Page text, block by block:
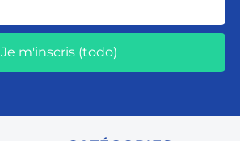
Je m'inscris (todo)